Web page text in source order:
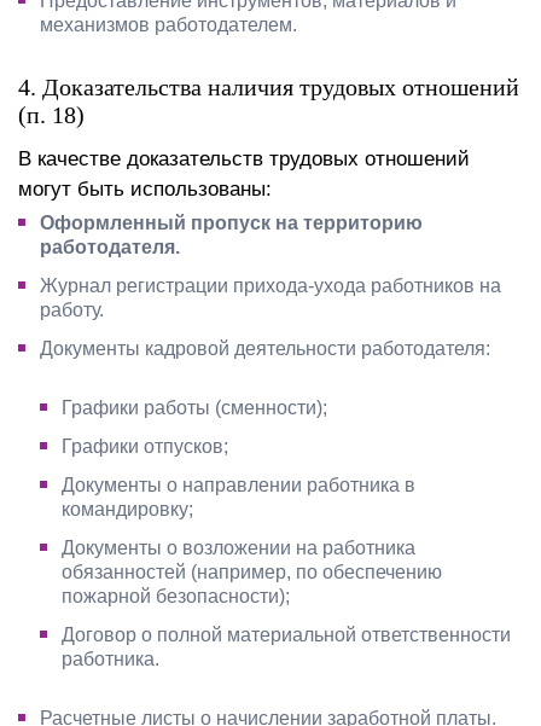
механизмов работодателем.
4. Доказательства наличия трудовых отношений
(п. 18)
В качестве доказательств трудовых отношений
могут быть использованы:
Оформленный пропуск на территорию
работодателя.
Журнал регистрации прихода-ухода работников на
работу.
Документы кадровой деятельности работодателя:
Графики работы (сменности);
Графики отпусков;
Документы о направлении работника в
командировку;
Документы о возложении на работника
обязанностей (например, по обеспечению
пожарной безопасности);
Договор о полной материальной ответственности
работника.
Расчетные листы о начислении заработной платы.